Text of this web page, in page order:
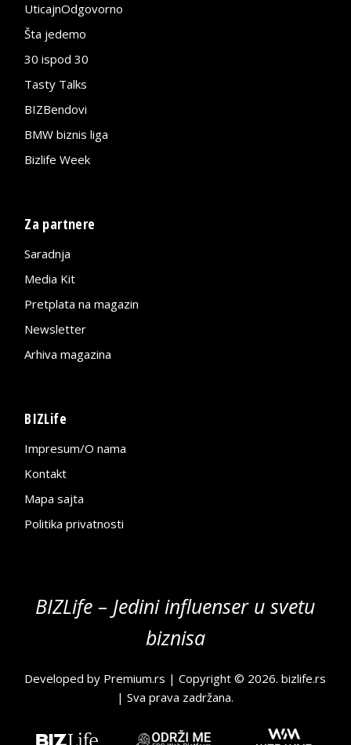
UticajnOdgovorno
Šta jedemo
30 ispod 30
Tasty Talks
BIZBendovi
BMW biznis liga
Bizlife Week
Za partnere
Saradnja
Media Kit
Pretplata na magazin
Newsletter
Arhiva magazina
BIZLife
Impresum/O nama
Kontakt
Mapa sajta
Politika privatnosti
BIZLife – Jedini influenser u svetu
biznisa
Developed by Premium.rs | Copyright © 2026.bizlife.rs
| Sva prava zadržana.